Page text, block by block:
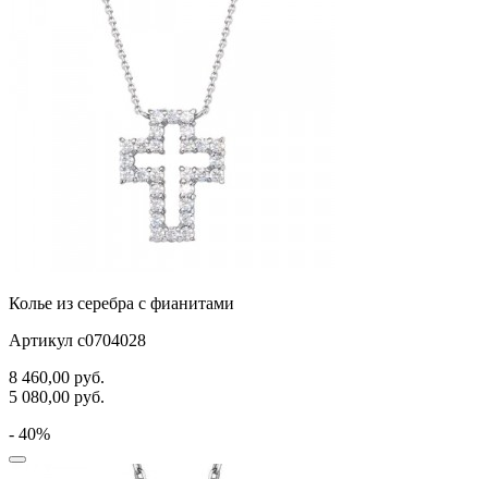
стрекозы и мотыльки
хвост кита
человечки
череп и кости
Колье из серебра с фианитами
Артикул с0704028
8 460,00 руб.
5 080,00 руб.
- 40%